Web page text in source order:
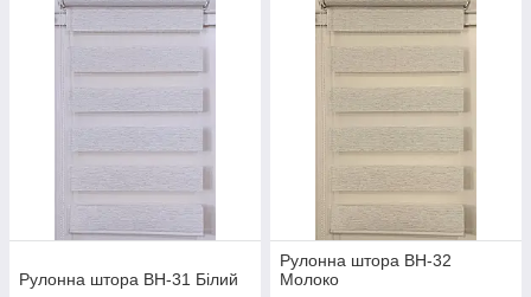
Рулонна штора ВН-31 Бiлий
Рулонна штора ВН-32
Молоко